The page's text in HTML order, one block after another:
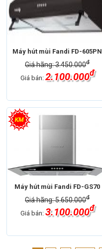
Máy hút mùi Fandi FD-605PN
Giá hãng: 3.450.000đ
Giá bán: 2.100.000đ
Máy hút mùi Fandi FD-GS70
Giá hãng: 5.650.000đ
Giá bán: 3.100.000đ